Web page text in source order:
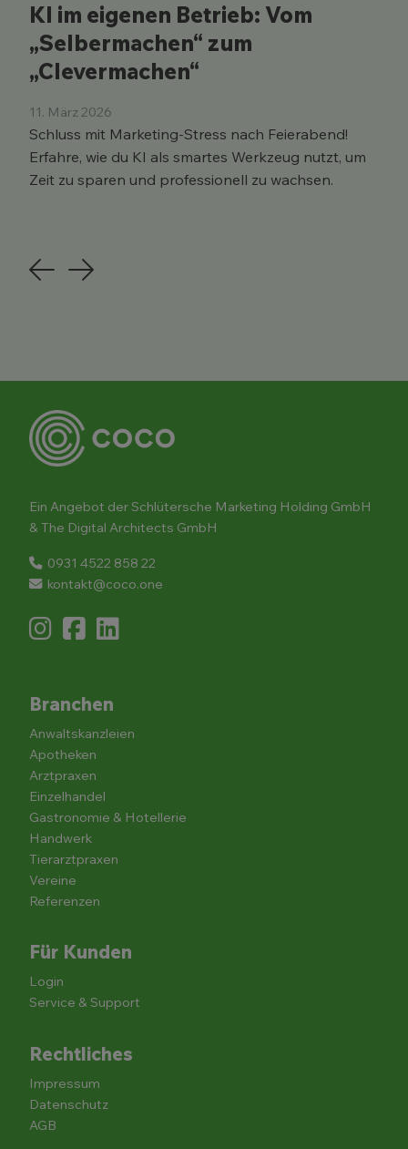
KI im eigenen Betrieb: Vom
„Selbermachen“ zum
„Clevermachen“
11. März 2026
Schluss mit Marketing-Stress nach Feierabend!
Erfahre, wie du KI als smartes Werkzeug nutzt, um
Zeit zu sparen und professionell zu wachsen.
Previous
Next
Ein Angebot der Schlütersche Marketing Holding GmbH
& The Digital Architects GmbH
0931 4522 858 22
kontakt@coco.one
Branchen
Anwaltskanzleien
Apotheken
Arztpraxen
Einzelhandel
Gastronomie & Hotellerie
Handwerk
Tierarztpraxen
Vereine
Referenzen
Für Kunden
Login
Service & Support
Rechtliches
Impressum
Datenschutz
AGB